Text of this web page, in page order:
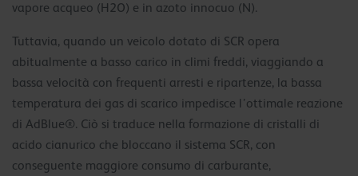
vapore acqueo (H2O) e in azoto innocuo (N).
Tuttavia, quando un veicolo dotato di SCR opera
abitualmente a basso carico in climi freddi, viaggiando a
bassa velocità con frequenti arresti e ripartenze, la bassa
temperatura dei gas di scarico impedisce l’ottimale reazione
di AdBlue®. Ciò si traduce nella formazione di cristalli di
acido cianurico che bloccano il sistema SCR, con
conseguente maggiore consumo di carburante,